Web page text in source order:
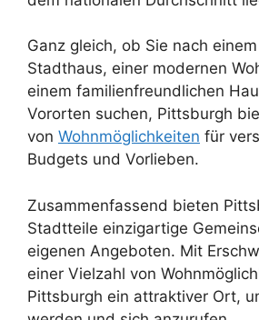
Ganz gleich, ob Sie nach
Stadthaus, einer modernen
einem familienfreundlichen
Vororten suchen, Pittsburgh
von Wohnmöglichkeiten für
Budgets und Vorlieben.
Zusammenfassend bieten
Stadtteile einzigartige
eigenen Angeboten. Mit
einer Vielzahl von
Pittsburgh ein attraktiver Ort,